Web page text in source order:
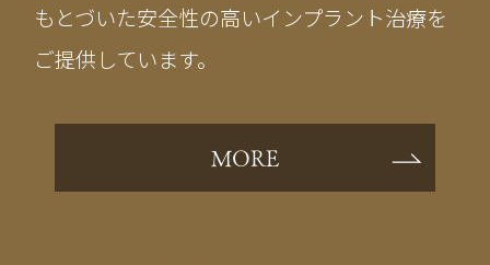
もとづいた安全性の高いインプラント治療を
ご提供しています。
MORE